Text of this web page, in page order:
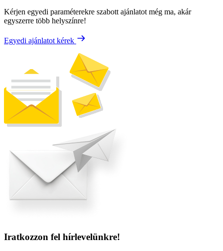
Kérjen egyedi paraméterekre szabott ajánlatot még ma, akár
egyszerre több helyszínre!
Egyedi ajánlatot kérek
Iratkozzon fel hírlevelünkre!